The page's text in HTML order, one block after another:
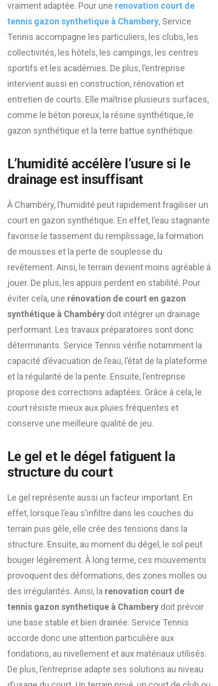
vraiment adaptée. Pour une renovation court de
tennis gazon synthetique à Chambery, Service
Tennis accompagne les particuliers, les clubs, les
collectivités, les hôtels, les campings, les centres
sportifs et les académies. De plus, l’entreprise
intervient aussi en construction, rénovation et
entretien de courts. Elle maîtrise plusieurs surfaces,
comme le béton poreux, la résine synthétique, le
gazon synthétique et la terre battue synthétique.
L’humidité accélère l’usure si le
drainage est insuffisant
À Chambéry, l’humidité peut rapidement fragiliser un
court en gazon synthétique. En effet, l’eau stagnante
favorise le tassement du remplissage, la formation
de mousses et la perte de souplesse du
revêtement. Ainsi, le terrain devient moins agréable à
jouer. De plus, les appuis perdent en stabilité. Pour
éviter cela, une rénovation de court en gazon
synthétique à Chambéry doit intégrer un drainage
performant. Les travaux préparatoires sont donc
déterminants. Service Tennis vérifie notamment la
capacité d’évacuation de l’eau, l’état de la plateforme
et la régularité de la pente. Ensuite, l’entreprise
propose des corrections adaptées. Grâce à cela, le
court résiste mieux aux pluies fréquentes et
conserve une meilleure qualité de jeu.
Le gel et le dégel fatiguent la
structure du court
Le gel représente aussi un facteur important. En
effet, lorsque l’eau s’infiltre dans les couches du
terrain puis gèle, elle crée des tensions dans la
structure. Ensuite, au moment du dégel, le sol peut
bouger légèrement. À long terme, ces mouvements
provoquent des déformations, des zones molles ou
des irrégularités. Ainsi, la renovation court de
tennis gazon synthetique à Chambery doit prévoir
une base stable et bien drainée. Service Tennis
accorde donc une attention particulière aux
fondations, au nivellement et aux matériaux utilisés.
De plus, l’entreprise adapte ses solutions au niveau